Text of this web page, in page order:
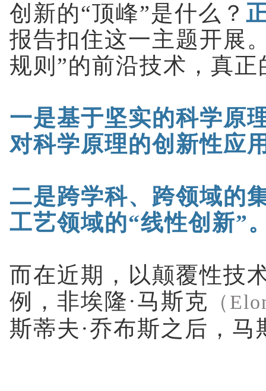
创新的“顶峰”是什么？
报告扣住这一主题开展
规则”的前沿技术，真
一是基于坚实的科学原
对科学原理的创新性应
二是跨学科、跨领域的
工艺领域的“线性创新”
而在近期，以颠覆性技
例，非埃隆·马斯克 （
斯蒂夫·乔布斯之后，